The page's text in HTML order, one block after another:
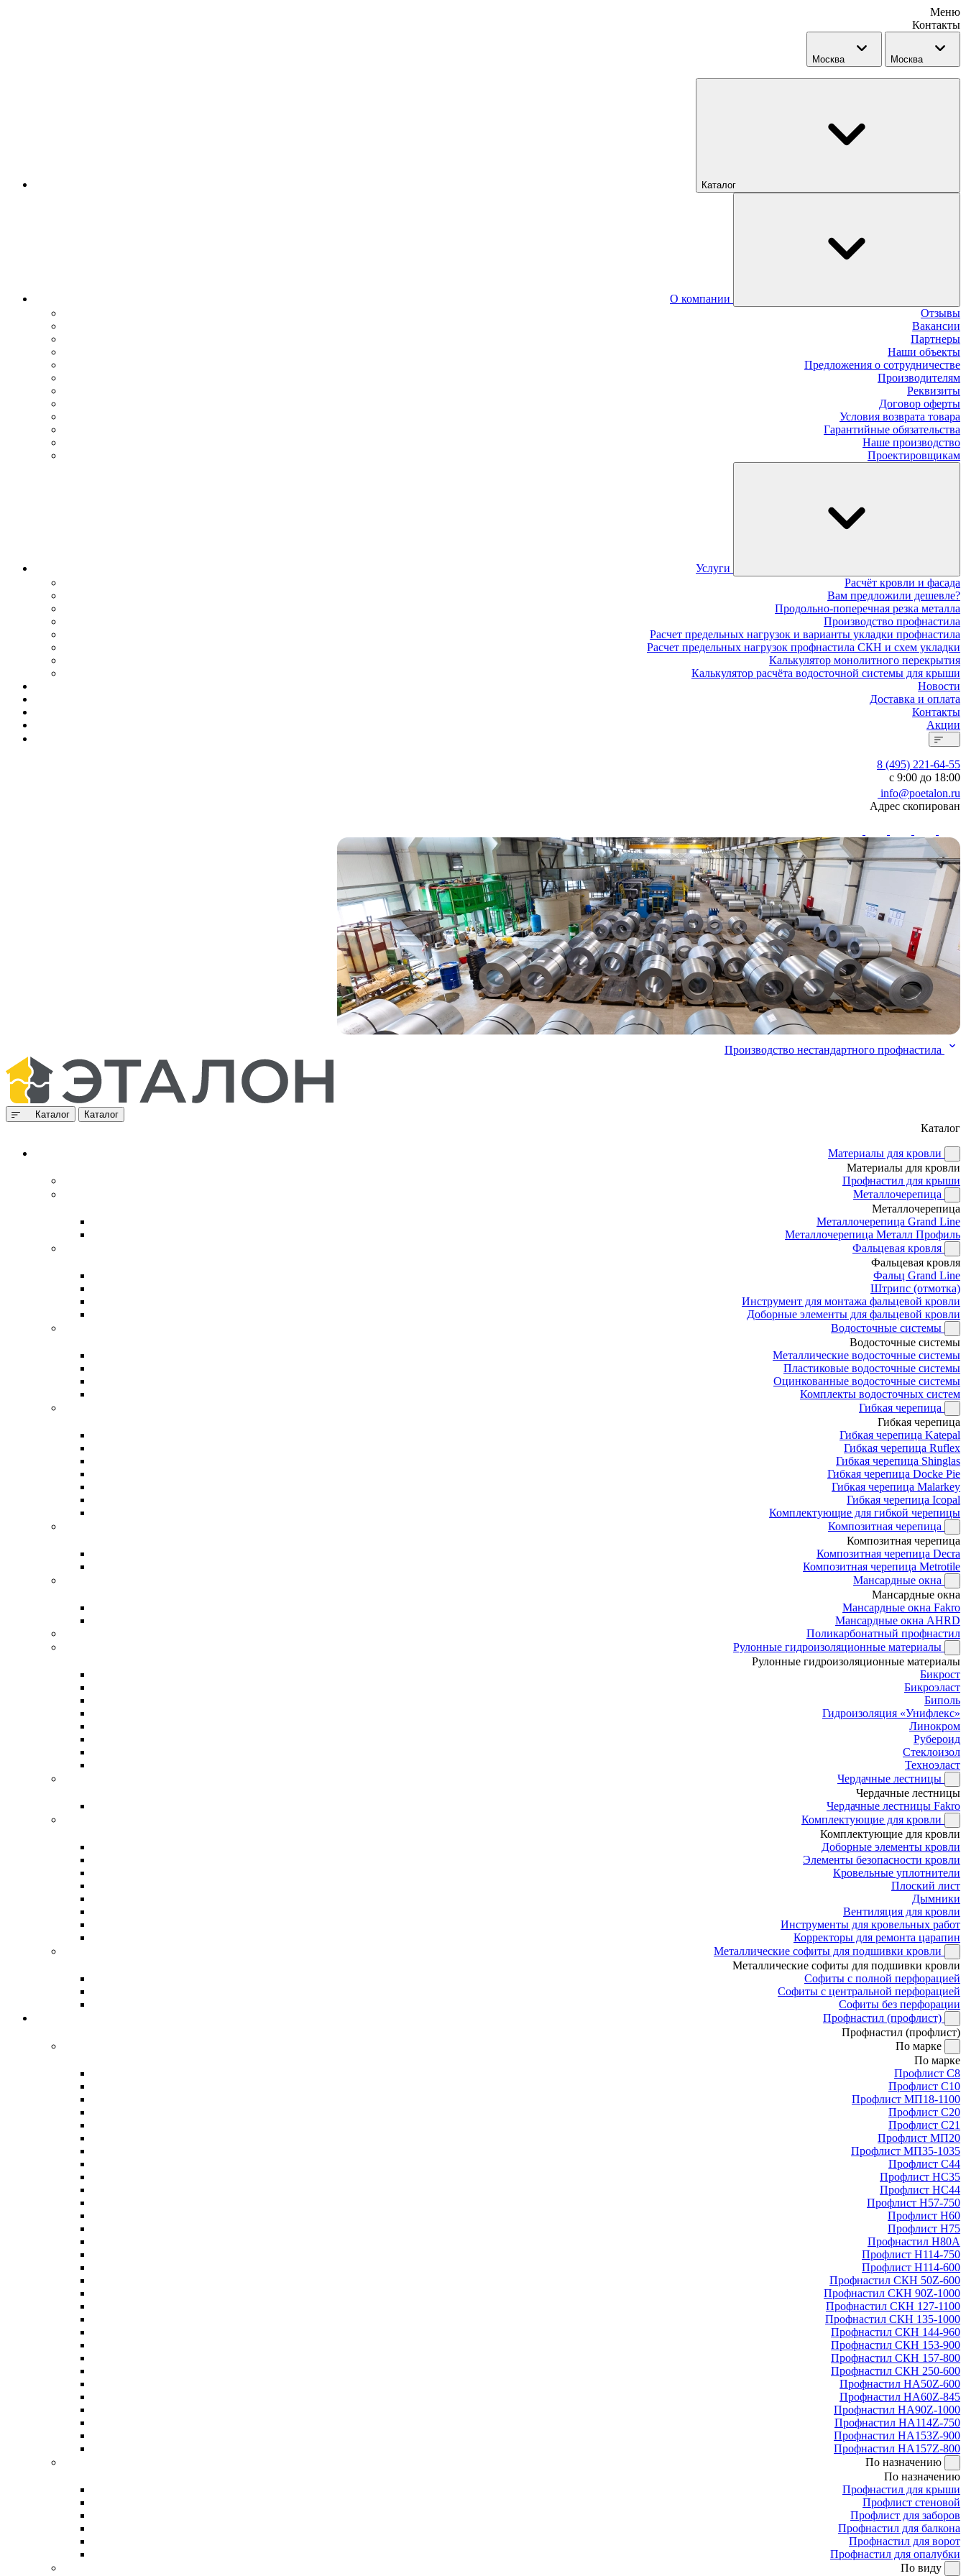
Меню
Контакты
Москва Москва
Каталог
О компании
Отзывы
Вакансии
Партнеры
Наши объекты
Предложения о сотрудничестве
Производителям
Реквизиты
Договор оферты
Условия возврата товара
Гарантийные обязательства
Наше производство
Проектировщикам
Услуги
Расчёт кровли и фасада
Вам предложили дешевле?
Продольно-поперечная резка металла
Производство профнастила
Расчет предельных нагрузок и варианты укладки профнастила
Расчет предельных нагрузок профнастила СКН и схем укладки
Калькулятор монолитного перекрытия
Калькулятор расчёта водосточной системы для крыши
Новости
Доставка и оплата
Контакты
Акции
8 (495) 221-64-55
с 9:00 до 18:00
info@poetalon.ru
Адрес скопирован
Производство нестандартного профнастила
Каталог Каталог
Каталог
Материалы для кровли
Материалы для кровли
Профнастил для крыши
Металлочерепица
Металлочерепица
Металлочерепица Grand Line
Металлочерепица Металл Профиль
Фальцевая кровля
Фальцевая кровля
Фальц Grand Line
Штрипс (отмотка)
Инструмент для монтажа фальцевой кровли
Доборные элементы для фальцевой кровли
Водосточные системы
Водосточные системы
Металлические водосточные системы
Пластиковые водосточные системы
Оцинкованные водосточные системы
Комплекты водосточных систем
Гибкая черепица
Гибкая черепица
Гибкая черепица Katepal
Гибкая черепица Ruflex
Гибкая черепица Shinglas
Гибкая черепица Docke Pie
Гибкая черепица Malarkey
Гибкая черепица Icopal
Комплектующие для гибкой черепицы
Композитная черепица
Композитная черепица
Композитная черепица Decra
Композитная черепица Metrotile
Мансардные окна
Мансардные окна
Мансардные окна Fakro
Мансардные окна AHRD
Поликарбонатный профнастил
Рулонные гидроизоляционные материалы
Рулонные гидроизоляционные материалы
Бикрост
Бикроэласт
Биполь
Гидроизоляция «Унифлекс»
Линокром
Рубероид
Стеклоизол
Техноэласт
Чердачные лестницы
Чердачные лестницы
Чердачные лестницы Fakro
Комплектующие для кровли
Комплектующие для кровли
Доборные элементы кровли
Элементы безопасности кровли
Кровельные уплотнители
Плоский лист
Дымники
Вентиляция для кровли
Инструменты для кровельных работ
Корректоры для ремонта царапин
Металлические софиты для подшивки кровли
Металлические софиты для подшивки кровли
Софиты с полной перфорацией
Софиты с центральной перфорацией
Софиты без перфорации
Профнастил (профлист)
Профнастил (профлист)
По марке
По марке
Профлист С8
Профлист С10
Профлист МП18-1100
Профлист С20
Профлист С21
Профлист МП20
Профлист МП35-1035
Профлист С44
Профлист НС35
Профлист НС44
Профлист Н57-750
Профлист Н60
Профлист Н75
Профнастил Н80А
Профлист Н114-750
Профлист Н114-600
Профнастил СКН 50Z-600
Профнастил СКН 90Z-1000
Профнастил СКН 127-1100
Профнастил СКН 135-1000
Профнастил СКН 144-960
Профнастил СКН 153-900
Профнастил СКН 157-800
Профнастил СКН 250-600
Профнастил НА50Z-600
Профнастил НА60Z-845
Профнастил НА90Z-1000
Профнастил НА114Z-750
Профнастил НА153Z-900
Профнастил НА157Z-800
По назначению
По назначению
Профнастил для крыши
Профлист стеновой
Профлист для заборов
Профнастил для балкона
Профнастил для ворот
Профнастил для опалубки
По виду